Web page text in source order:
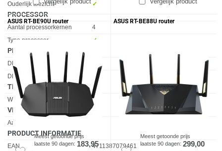
Ouderlijk toezicht
✓︎
PROCESSOR
Eigenschap Waarde
Aantal processorkernen
4
Type processor
✓︎
PROTOCOLLEN
Eigenschap Waarde
DHCP server
DMZ support
✓︎
TECHNISCHE DETAILS
Eigenschap Waarde
WPS ✓︎
VERPAKKING
Eigenschap
Aantal Stations
PRODUCT INFORMATIE
EAN
4711387079461
ASUS RT-BE90U router
Meest getoonde prijs
laatste 90 dagen: 183,95
ASUS RT-BE88U router
Meest getoonde prijs
laatste 90 dagen: 299,00